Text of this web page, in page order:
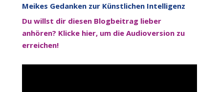
Meikes Gedanken zur Künstlichen Intelligenz
Du willst dir diesen Blogbeitrag lieber
anhören? Klicke hier, um die Audioversion zu
erreichen!